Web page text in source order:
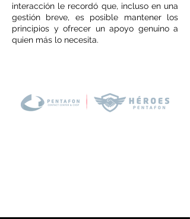
interacción le recordó que, incluso en una
gestión breve, es posible mantener los
principios y ofrecer un apoyo genuino a
quien más lo necesita.